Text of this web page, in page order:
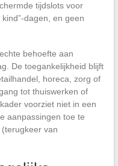
tijdslots voor
dagen, en geen
behoefte aan
De toegankelijkheid blijft
horeca, zorg of
tot thuiswerken of
voorziet niet in een
aanpassingen toe te
van